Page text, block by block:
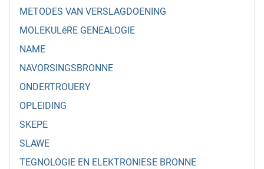
METODES VAN VERSLAGDOENING
MOLEKULêRE GENEALOGIE
NAME
NAVORSINGSBRONNE
ONDERTROUERY
OPLEIDING
SKEPE
SLAWE
TEGNOLOGIE EN ELEKTRONIESE BRONNE